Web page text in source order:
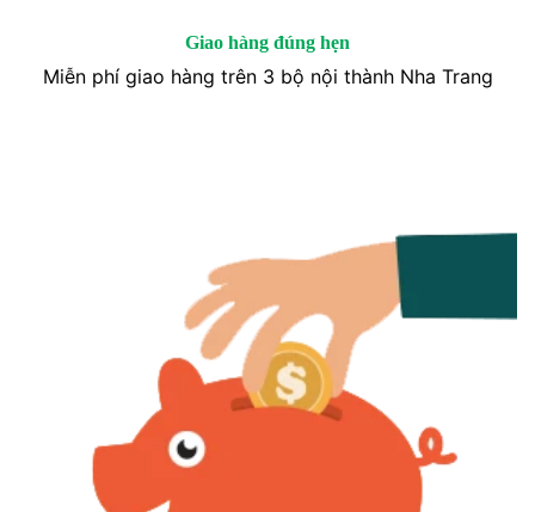
Giao hàng đúng hẹn
Miễn phí giao hàng trên 3 bộ nội thành Nha Trang